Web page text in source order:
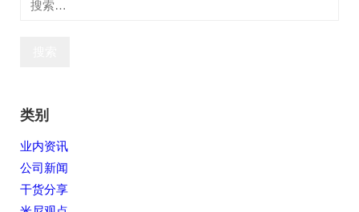
索：
类别
业内资讯
公司新闻
干货分享